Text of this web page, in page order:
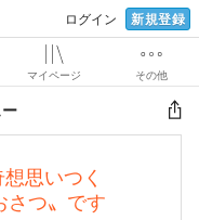
ログイン 新規登録
マイページ その他
思いつく
さつ〟です